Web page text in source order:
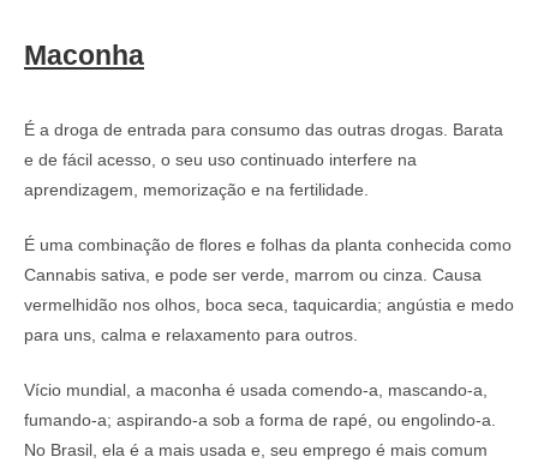
Maconha
É a droga de entrada para consumo das outras drogas. Barata
e de fácil acesso, o seu uso continuado interfere na
aprendizagem, memorização e na fertilidade.
É uma combinação de flores e folhas da planta conhecida como
Cannabis sativa, e pode ser verde, marrom ou cinza. Causa
vermelhidão nos olhos, boca seca, taquicardia; angústia e medo
para uns, calma e relaxamento para outros.
Vício mundial, a maconha é usada comendo-a, mascando-a,
fumando-a; aspirando-a sob a forma de rapé, ou engolindo-a.
No Brasil, ela é a mais usada e, seu emprego é mais comum